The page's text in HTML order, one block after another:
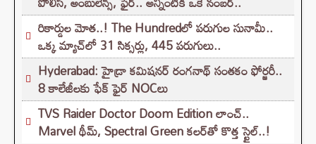
రికార్డుల మోత..! The Hundredలో పరుగుల సునామీ..
ఒక్క మ్యాచ్‌లో 31 సిక్సర్లు, 445 పరుగులు..
Hyderabad: హైడ్రా కమిషనర్ రంగనాథ్ సంతకం ఫోర్జరీ..
8 కాలేజీలకు ఫేక్ ఫైర్ NOCలు
TVS Raider Doctor Doom Edition లాంచ్..
Marvel థీమ్, Spectral Green కలర్‌తో కొత్త స్టైల్..!